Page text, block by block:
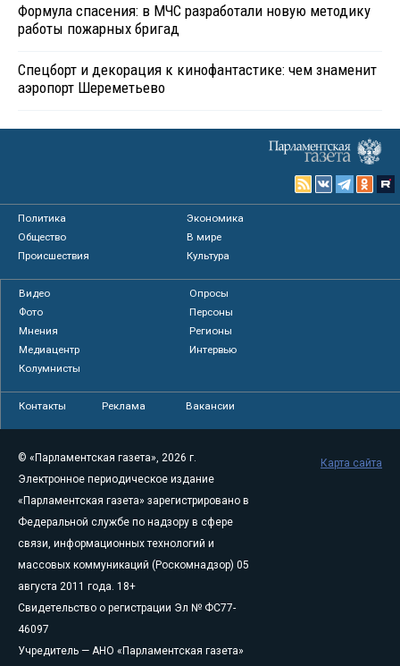
Формула спасения: в МЧС разработали новую методику
работы пожарных бригад
Спецборт и декорация к кинофантастике: чем знаменит
аэропорт Шереметьево
Политика
Экономика
Общество
В мире
Происшествия
Культура
Видео
Опросы
Фото
Персоны
Мнения
Регионы
Медиацентр
Интервью
Колумнисты
Контакты Реклама Вакансии
© «Парламентская газета», 2026 г.
Электронное периодическое издание
«Парламентская газета» зарегистрировано в
Федеральной службе по надзору в сфере
связи, информационных технологий и
массовых коммуникаций (Роскомнадзор) 05
августа 2011 года. 18+
Свидетельство о регистрации Эл № ФС77-
46097
Учредитель — АНО «Парламентская газета»
Карта сайта